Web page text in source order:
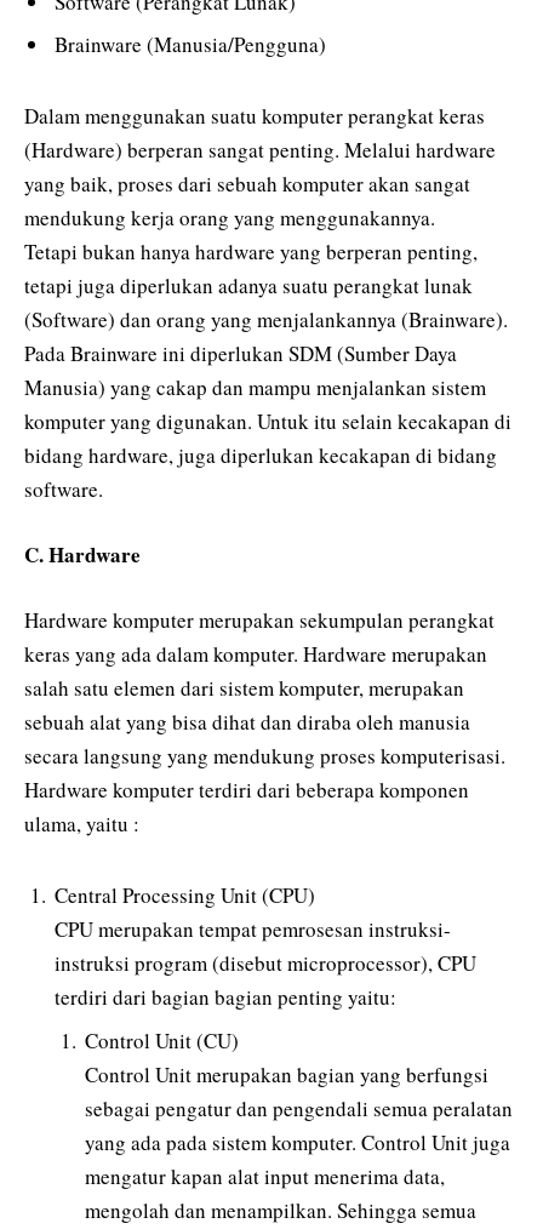
Brainware (Manusia/Pengguna)
Dalam menggunakan suatu komputer perangkat keras
(Hardware) berperan sangat penting. Melalui hardware
yang baik, proses dari sebuah komputer akan sangat
mendukung kerja orang yang menggunakannya.
Tetapi bukan hanya hardware yang berperan penting,
tetapi juga diperlukan adanya suatu perangkat lunak
(Software) dan orang yang menjalankannya (Brainware).
Pada Brainware ini diperlukan SDM (Sumber Daya
Manusia) yang cakap dan mampu menjalankan sistem
komputer yang digunakan. Untuk itu selain kecakapan di
bidang hardware, juga diperlukan kecakapan di bidang
software.
C. Hardware
Hardware komputer merupakan sekumpulan perangkat
keras yang ada dalam komputer. Hardware merupakan
salah satu elemen dari sistem komputer, merupakan
sebuah alat yang bisa dihat dan diraba oleh manusia
secara langsung yang mendukung proses komputerisasi.
Hardware komputer terdiri dari beberapa komponen
ulama, yaitu :
Central Processing Unit (CPU)
CPU merupakan tempat pemrosesan instruksi-
instruksi program (disebut microprocessor), CPU
terdiri dari bagian bagian penting yaitu:
Control Unit (CU)
Control Unit merupakan bagian yang berfungsi
sebagai pengatur dan pengendali semua peralatan
yang ada pada sistem komputer. Control Unit juga
mengatur kapan alat input menerima data,
mengolah dan menampilkan. Sehingga semua